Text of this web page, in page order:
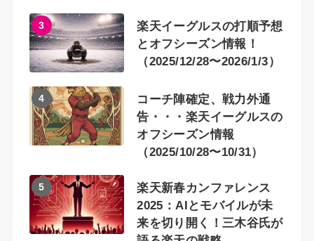
3
楽天イーグルスの打順予想
とオフシーズン情報！
（2025/12/28〜2026/1/3）
4
コーチ陣確定、戦力外通
告・・・楽天イーグルスの
オフシーズン情報
（2025/10/28〜10/31）
5
楽天新春カンファレンス
2025：AIとモバイルが未
来を切り開く！三木谷氏が